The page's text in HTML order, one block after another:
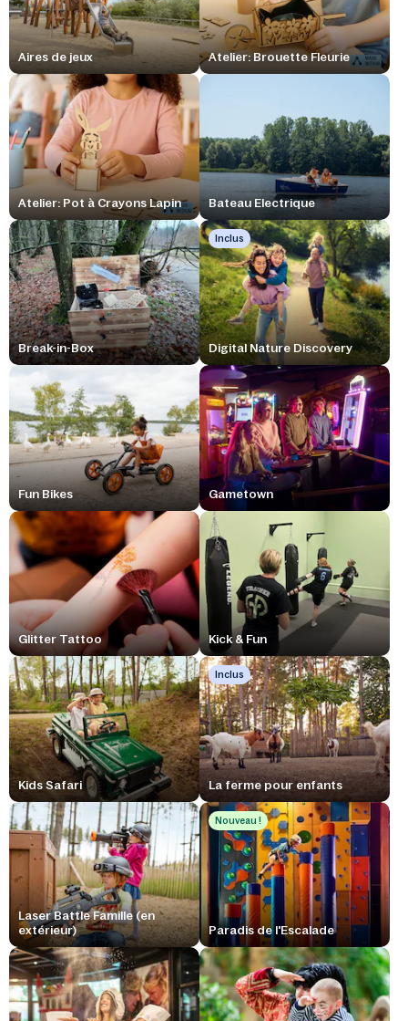
Aires de jeux Atelier: Brouette Fleurie
Atelier: Pot à Crayons Lapin Bateau Electrique
Break-in-Box
Inclus
Digital Nature Discovery
Fun Bikes Gametown
Glitter Tattoo Kick & Fun
Kids Safari
Inclus
La ferme pour enfants
Laser Battle Famille (en
extérieur)
Nouveau !
Paradis de l'Escalade